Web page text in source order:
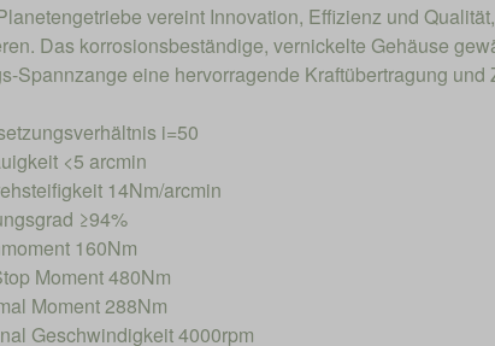
vereint Innovation, Effizienz und
Das korrosionsbeständige, vernickelte Gehäuse
Spannzange eine hervorragende Kraftübertragung
i=50
<5 arcmin
14Nm/arcmin
≥94%
160Nm
Moment 480Nm
Moment 288Nm
Geschwindigkeit 4000rpm